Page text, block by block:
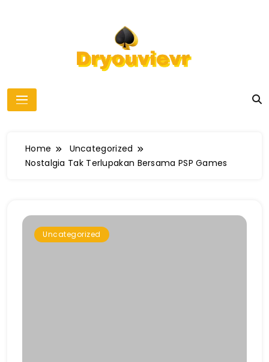
dryouvievr
Home
Uncategorized
Nostalgia Tak Terlupakan Bersama PSP Games
Uncategorized